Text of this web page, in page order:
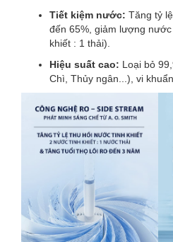
Tiết kiệm nước: Tăng tỷ
đến 65%, giảm lượng
khiết : 1 thải).
Hiệu suất cao: Loại bỏ
Chì, Thủy ngân...), vi